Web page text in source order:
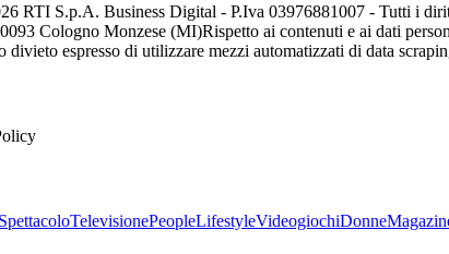
RTI S.p.A. Business Digital - P.Iva 03976881007 - Tutti i
Cologno Monzese (MI)Rispetto ai contenuti e ai dati
divieto espresso di utilizzare mezzi automatizzati di data
SpettacoloTelevisionePeopleLifestyleVideogiochiDonne